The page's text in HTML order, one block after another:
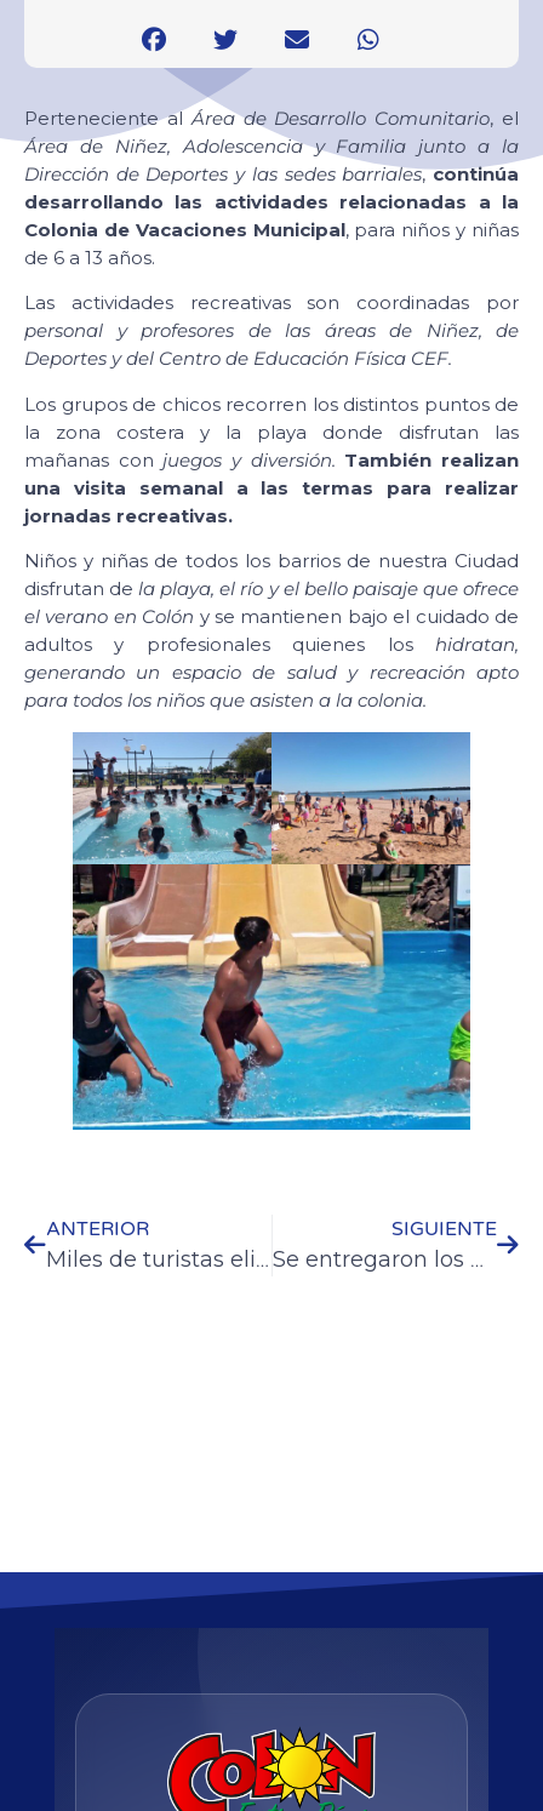
Perteneciente alÁrea de Desarrollo Comunitario, el
Área de Niñez, Adolescencia y Familia junto a la
Dirección de Deportes y las sedes barriales,continúa
desarrollando las actividades relacionadas a la
Colonia de Vacaciones Municipal, para niños y niñas
de 6 a 13 años.
Las actividades recreativas son coordinadas por
personal y profesores de las áreas de Niñez, de
Deportes y del Centro de Educación Física CEF.
Los grupos de chicos recorren los distintos puntos de
la zona costera y la playa donde disfrutan las
mañanas con juegos y diversión. También realizan
una visita semanal a las termas para realizar
jornadas recreativas.
Niños y niñas de todos los barrios de nuestra Ciudad
disfrutan dela playa, el río y el bello paisaje que ofrece
el verano en Colón y se mantienen bajo el cuidado de
adultos y profesionales quienes los hidratan,
generando un espacio de salud y recreación apto
para todos los niños que asisten a la colonia.
ANTERIOR
Miles de turistas eligen a Colón esta temporada de verano
SIGUIENTE
Se entregaron los premios del Concurso Navidad en Colón